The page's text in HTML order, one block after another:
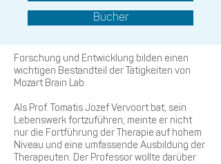
Bücher
Forschung und Entwicklung bilden einen
wichtigen Bestandteil der Tätigkeiten von
Mozart Brain Lab.
Als Prof. Tomatis Jozef Vervoort bat, sein
Lebenswerk fortzuführen, meinte er nicht
nur die Fortführung der Therapie auf hohem
Niveau und eine umfassende Ausbildung der
Therapeuten. Der Professor wollte darüber